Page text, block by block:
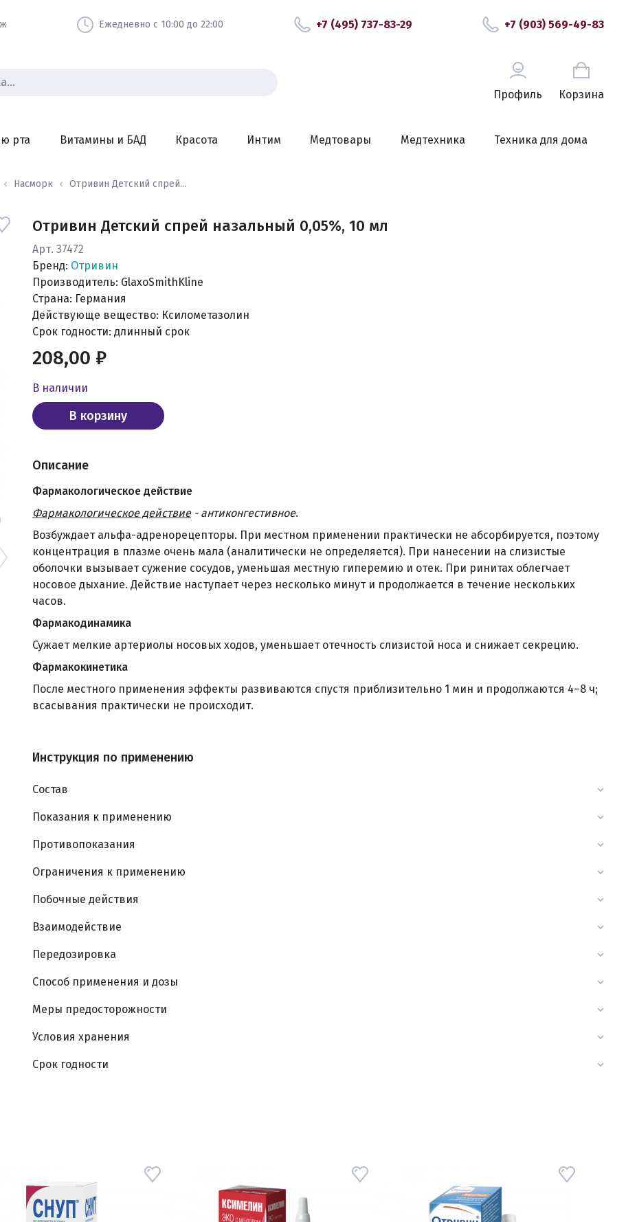
Ежедневно с 10:00 до 22:00 +7 (495) 737-83-29 +7 (903) 569-49-83
Профиль Корзина
рта Витамины и БАД Красота Интим Медтовары Медтехника Техника для дома
Насморк Отривин Детский спрей...
Отривин Детский спрей назальный 0,05%, 10 мл
Арт. 37472
Бренд: Отривин
Производитель: GlaxoSmithKline
Страна: Германия
Действующе вещество: Ксилометазолин
Срок годности: длинный срок
208,00 ₽
В наличии
В корзину
Описание
Фармакологическое действие
Фармакологическое действие- антиконгестивное.
Возбуждает альфа-адренорецепторы. При местном применении практически не абсорбируется, поэтому
концентрация в плазме очень мала (аналитически не определяется). При нанесении на слизистые
оболочки вызывает сужение сосудов, уменьшая местную гиперемию и отек. При ринитах облегчает
носовое дыхание. Действие наступает через несколько минут и продолжается в течение нескольких
часов.
Фармакодинамика
Сужает мелкие артериолы носовых ходов, уменьшает отечность слизистой носа и снижает секрецию.
Фармакокинетика
После местного применения эффекты развиваются спустя приблизительно 1 мин и продолжаются 4–8 ч;
всасывания практически не происходит.
Инструкция по применению
Состав
Показания к применению
Противопоказания
Ограничения к применению
Побочные действия
Взаимодействие
Передозировка
Способ применения и дозы
Меры предосторожности
Условия хранения
Срок годности